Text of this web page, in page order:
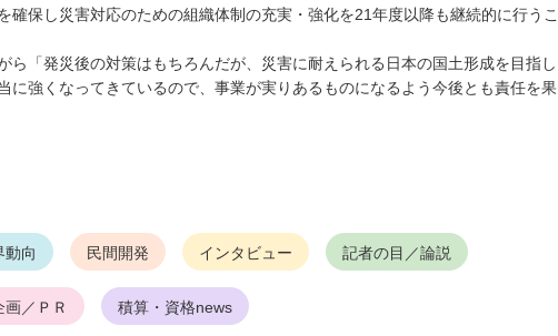
確保し災害対応のための組織体制の充実・強化を21年度以降も継続的に行うこ
「発災後の対策はもちろんだが、災害に耐えられる日本の国土形成を目指し
に強くなってきているので、事業が実りあるものになるよう今後とも責任を果
動向 民間開発 インタビュー 記者の目／論説
画／ＰＲ 積算・資格news